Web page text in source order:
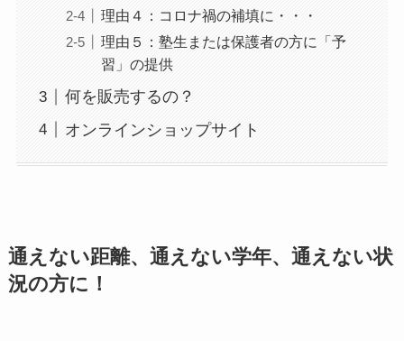
理由４：コロナ禍の補填に・・・
理由５：塾生または保護者の方に「予
習」の提供
何を販売するの？
オンラインショップサイト
通えない距離、通えない学年、通えない状
況の方に！